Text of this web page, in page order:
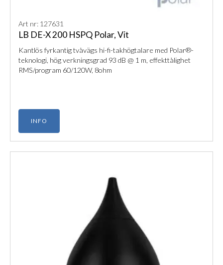
Art nr: 127631
LB DE-X 200 HSPQ Polar, Vit
Kantlös fyrkantig tvåvägs hi-fi-takhögtalare med Polar®-
teknologi, hög verkningsgrad 93 dB @ 1 m, effekttålighet
RMS/program 60/120W, 8ohm
INFO